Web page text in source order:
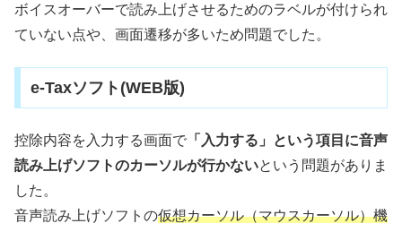
ボイスオーバーで読み上げさせるためのラベルが付けられ
ていない点や、画面遷移が多いため問題でした。
e-Taxソフト(WEB版)
控除内容を入力する画面で 「入力する」という項目に音声
読み上げソフトのカーソルが行かないという問題がありま
した。
音声読み上げソフトの仮想カーソル（マウスカーソル）機